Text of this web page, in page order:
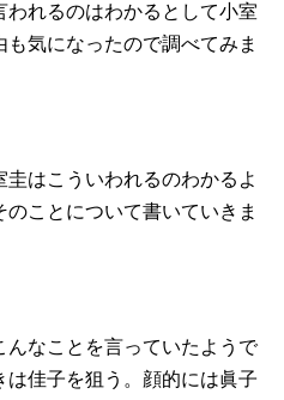
れるのはわかるとして小室
気になったので調べてみま
はこういわれるのわかるよ
ことについて書いていきま
なことを言っていたようで
佳子を狙う。顔的には眞子